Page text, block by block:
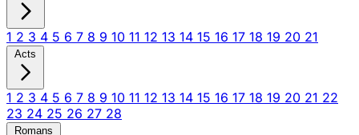
1 2 3 4 5 6 7 8 9 10 11 12 13 14 15 16 17 18 19 20 21
Acts
1 2 3 4 5 6 7 8 9 10 11 12 13 14 15 16 17 18 19 20 21 22
23 24 25 26 27 28
Romans